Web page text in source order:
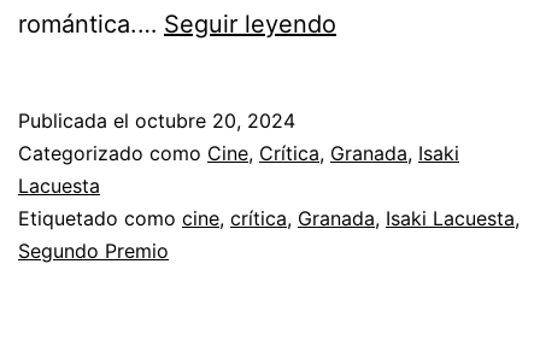
romántica.… Seguir leyendo
gente
Publicada el octubre 20, 2024
Categorizado como Cine, Crítica, Granada, Isaki
Lacuesta
Etiquetado como cine, crítica, Granada, Isaki Lacuesta,
Segundo Premio